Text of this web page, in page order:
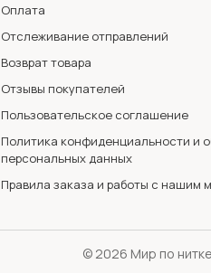
Оплата
Отслеживание отправлений
Возврат товара
Отзывы покупателей
Пользовательское соглашение
Политика конфиденциальности и
персональных данных
Правила заказа и работы с нашим
© 2026 Мир по